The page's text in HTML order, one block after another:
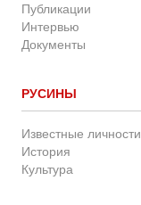
Публикации
Интервью
Документы
РУСИНЫ
Известные личности
История
Культура